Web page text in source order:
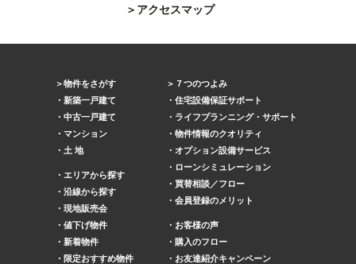
アクセスマップ
物件をさがす
新築一戸建て
中古一戸建て
マンション
土 地
エリアから探す
沿線から探す
現地販売会
値下げ物件
新着物件
限定おすすめ物件
７つのつよみ
住宅設備保証サポート
ライフプランニング・サポート
物件情報のクオリティ
オプション設備サービス
ローンシミュレーション
買替相談／フロー
会員登録のメリット
お客様の声
購入のフロー
お友達紹介キャンペーン